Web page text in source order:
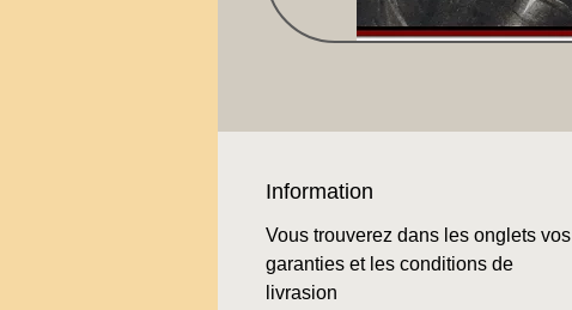
Information
Vous trouverez dans les onglets vos
garanties et les conditions de
livrasion